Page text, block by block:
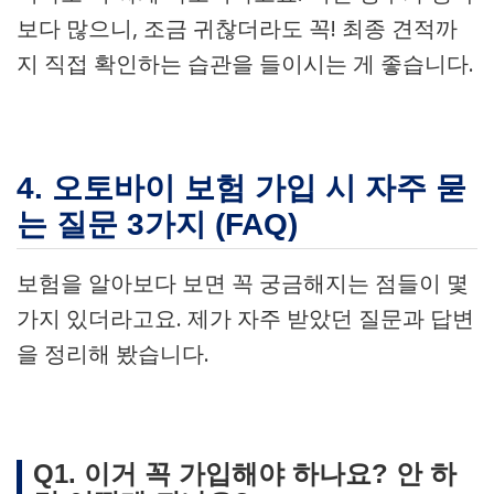
보다 많으니, 조금 귀찮더라도 꼭! 최종 견적까
지 직접 확인하는 습관을 들이시는 게 좋습니다.
4. 오토바이 보험 가입 시 자주 묻
는 질문 3가지 (FAQ)
보험을 알아보다 보면 꼭 궁금해지는 점들이 몇
가지 있더라고요. 제가 자주 받았던 질문과 답변
을 정리해 봤습니다.
Q1. 이거 꼭 가입해야 하나요? 안 하